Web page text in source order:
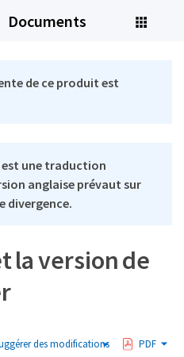
Documents
de ce produit est
est une traduction
anglaise prévaut sur
divergence.
la version de
des modifications PDF